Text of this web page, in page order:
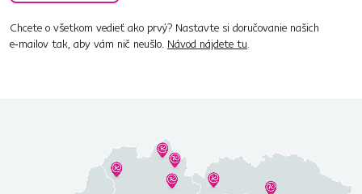
Chcete o všetkom vedieť ako prvý? Nastavte si doručovanie našich
e‑mailov tak, aby vám nič neušlo. Návod nájdete tu